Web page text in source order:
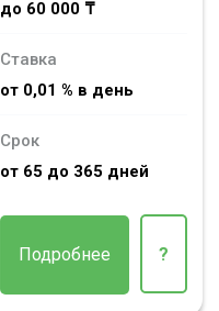
до 60 000 ₸
Ставка
от 0,01 % в день
Срок
от 65 до 365 дней
Подробнее ?